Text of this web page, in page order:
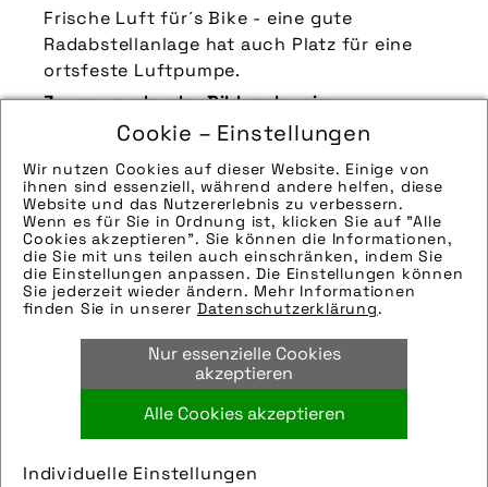
Cookie – Einstellungen
Wir nutzen Cookies auf dieser Website. Einige von
ihnen sind essenziell, während andere helfen, diese
Website und das Nutzererlebnis zu verbessern.
Wenn es für Sie in Ordnung ist, klicken Sie auf "Alle
Cookies akzeptieren". Sie können die Informationen,
die Sie mit uns teilen auch einschränken, indem Sie
die Einstellungen anpassen. Die Einstellungen können
Sie jederzeit wieder ändern. Mehr Informationen
finden Sie in unserer Datenschutzerklärung.
Nur essenzielle Cookies
akzeptieren
Alle Cookies akzeptieren
Individuelle Einstellungen
Frische Luft für´s Bike - eine gute
Radabstellanlage hat auch Platz für eine
ortsfeste Luftpumpe.
Zu verwendender Bildnachweis:
Quelle/Source [´www.pd-f.de / Kay Tkatzik´]
Technik-Info:
Die technischen Details werden in Bälde
eingefügt. Sie können uns aber gern auch
per E-Mail oder Telefon kontaktieren, wir
helfen gerne weiter.
Tags:
fußpumpe,garage,luftpumpe,parker,
parksystem
Bild downloaden